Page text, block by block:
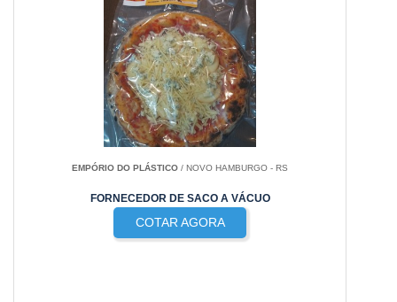
EMPÓRIO DO PLÁSTICO / NOVO HAMBURGO - RS
FORNECEDOR DE SACO A VÁCUO
COTAR AGORA